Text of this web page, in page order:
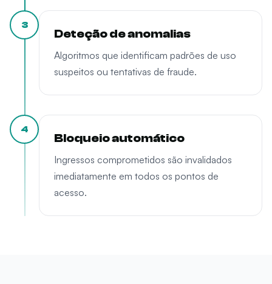
3
Deteção de anomalias
Algoritmos que identificam padrões de uso
suspeitos ou tentativas de fraude.
4
Bloqueio automático
Ingressos comprometidos são invalidados
imediatamente em todos os pontos de
acesso.